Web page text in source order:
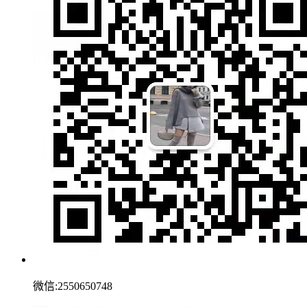
微信:2550650748